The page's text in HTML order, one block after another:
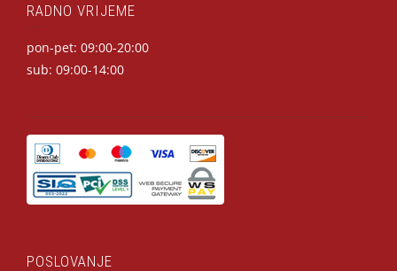
RADNO VRIJEME
pon-pet: 09:00-20:00
sub: 09:00-14:00
POSLOVANJE